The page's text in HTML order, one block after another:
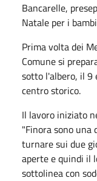
Bancarelle,
Natale per i
Prima volta dei
Comune si
sotto l'albero, il 9
centro storico.
Il lavoro iniziato
"Finora sono
turnare sui due
aperte e quindi il
sottolinea con